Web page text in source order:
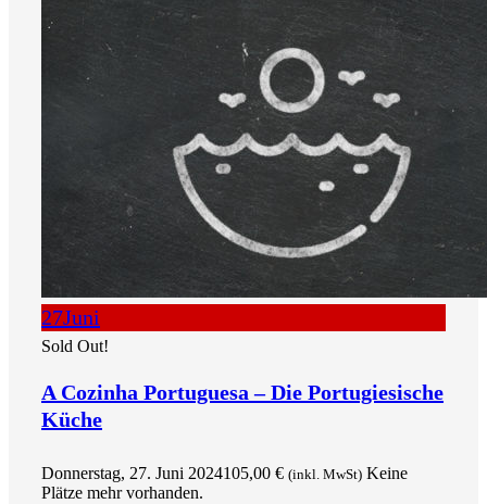
27Juni
Sold Out!
A Cozinha Portuguesa – Die Portugiesische
Küche
Donnerstag, 27. Juni 2024105,00 € (inkl. MwSt) Keine
Plätze mehr vorhanden.